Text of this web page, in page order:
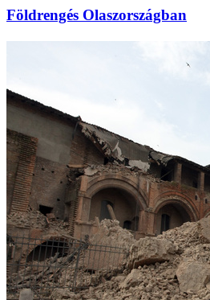
Földrengés Olaszországban